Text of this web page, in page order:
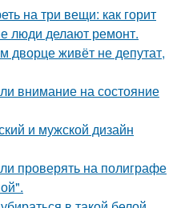
на три вещи: как горит
люди делают ремонт.
дворце живёт не депутат,
внимание на состояние
и мужской дизайн
проверять на полиграфе